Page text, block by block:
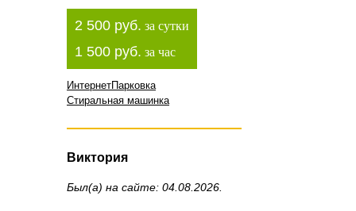
2 500 руб. за сутки
1 500 руб. за час
ИнтернетПарковка
Стиральная машинка
Виктория
Был(а) на сайте: 04.08.2026.